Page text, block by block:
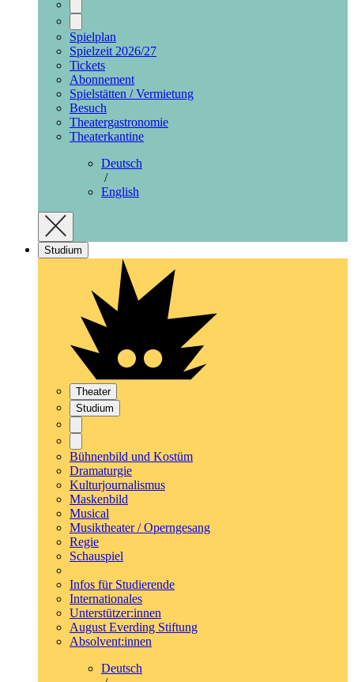
Spielplan
Spielzeit 2026/27
Tickets
Abonnement
Spielstätten / Vermietung
Besuch
Theatergastronomie
Theaterkantine
Deutsch
/
English
Studium
Theater
Studium
Bühnenbild und Kostüm
Dramaturgie
Kulturjournalismus
Maskenbild
Musical
Musiktheater / Operngesang
Regie
Schauspiel
Infos für Studierende
Internationales
Unterstützer:innen
August Everding Stiftung
Absolvent:innen
Deutsch